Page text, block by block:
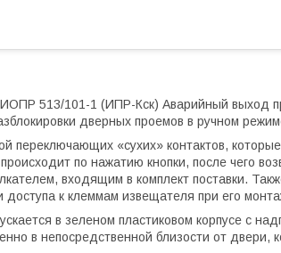
513/101-1 (ИПР-Кск) Аварийный выход
дверных проемов в ручном
переключающих «сухих» контактов,
по нажатию кнопки, после чего
входящим в комплект поставки.
к клеммам извещателя при его
в зеленом пластиковом корпусе с
в непосредственной близости от двери,